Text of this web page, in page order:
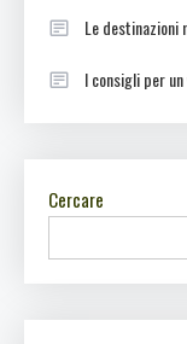
Le
I consigli per
Cercare